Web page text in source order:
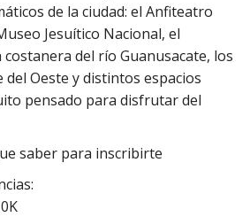
de la ciudad: el Anfiteatro
Jesuítico Nacional, el
del río Guanusacate, los
del Oeste y distintos espacios
pensado para disfrutar del
saber para inscribirte